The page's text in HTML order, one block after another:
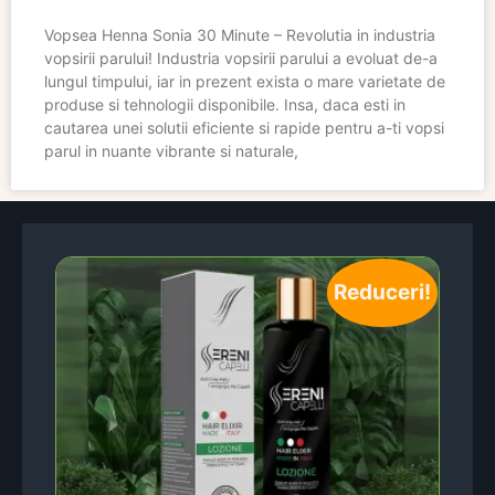
Vopsea Henna Sonia 30 Minute – Revolutia in industria
vopsirii parului! Industria vopsirii parului a evoluat de-a
lungul timpului, iar in prezent exista o mare varietate de
produse si tehnologii disponibile. Insa, daca esti in
cautarea unei solutii eficiente si rapide pentru a-ti vopsi
parul in nuante vibrante si naturale,
Reduceri!